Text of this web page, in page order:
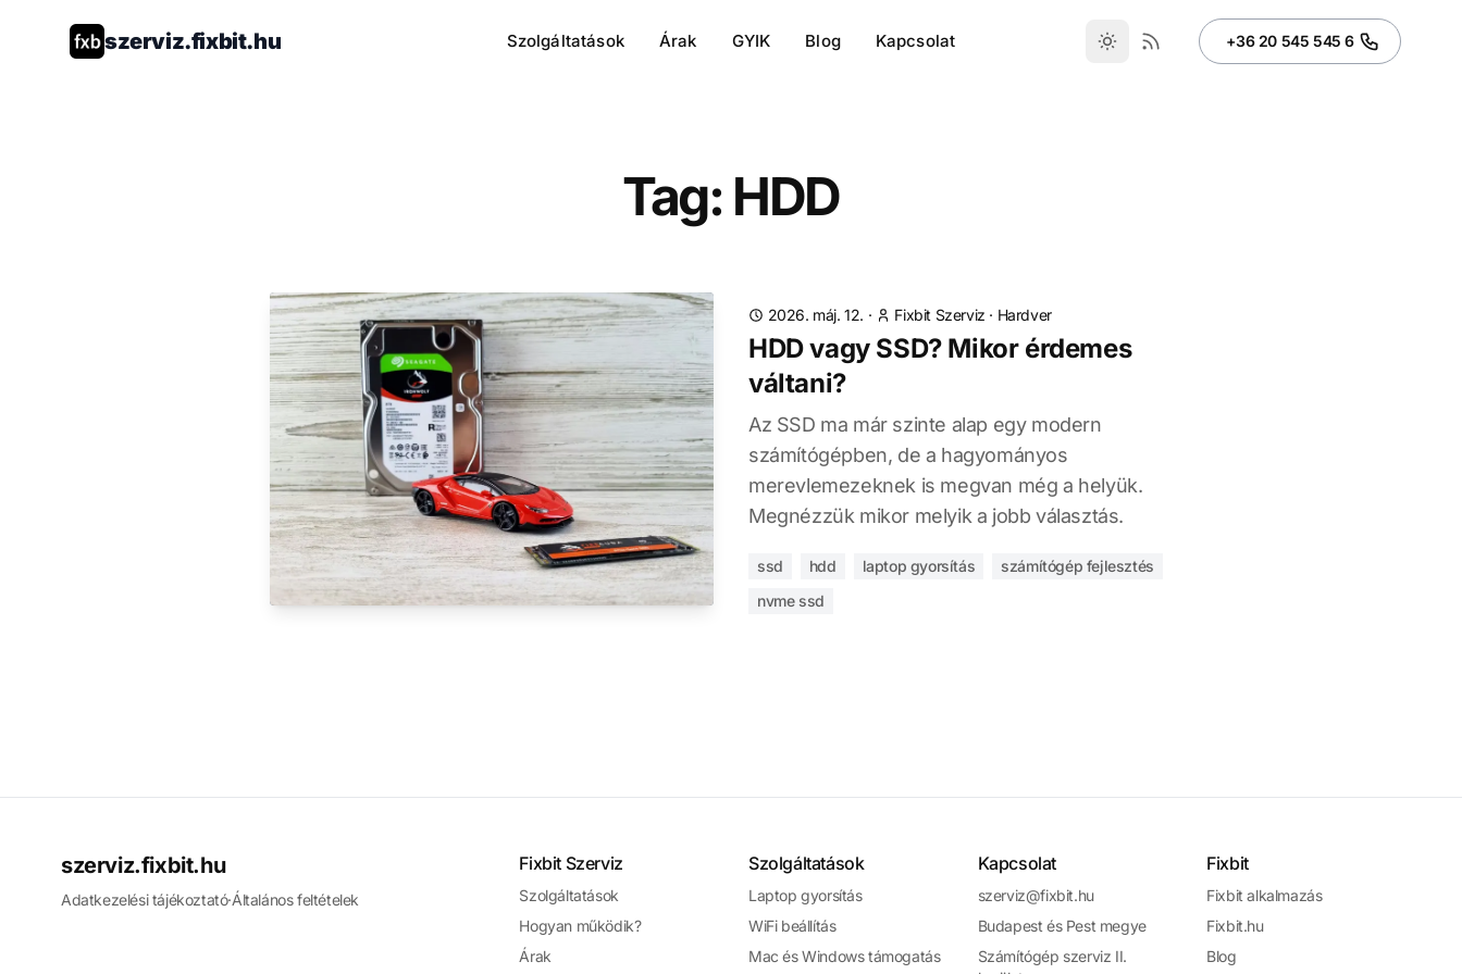
szerviz.fixbit.hu Szolgáltatások Árak GYIK Blog Kapcsolat +36 20 545 545 6
Tag: HDD
2026. máj. 12. · Fixbit Szerviz · Hardver
HDD vagy SSD? Mikor érdemes
váltani?
Az SSD ma már szinte alap egy modern
számítógépben, de a hagyományos
merevlemezeknek is megvan még a helyük.
Megnézzük mikor melyik a jobb választás.
ssd hdd laptop gyorsítás
számítógép fejlesztés
nvme ssd
szerviz.fixbit.hu
Adatkezelési tájékoztató·Általános feltételek
Fixbit Szerviz
Szolgáltatások
Hogyan működik?
Árak
Szolgáltatások
Laptop gyorsítás
WiFi beállítás
Mac és Windows támogatás
Kapcsolat
szerviz@fixbit.hu
Budapest és Pest megye
Számítógép szerviz II.
Fixbit
Fixbit alkalmazás
Fixbit.hu
Blog